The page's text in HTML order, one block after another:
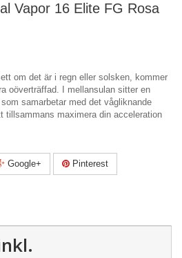
Vapor 16 Elite FG Rosa
om det är i regn eller solsken, kommer
oöverträffad. I mellansulan sitter en
samarbetar med det vågliknande
tillsammans maximera din acceleration
Google+ Pinterest